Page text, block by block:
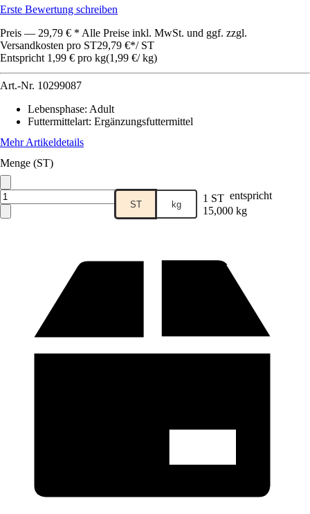
Erste Bewertung schreiben
Preis — 29,79 € * Alle Preise inkl. MwSt. und ggf. zzgl.
Versandkosten pro ST29,79 €*/ ST
Entspricht 1,99 € pro kg(1,99 €/ kg)
Art.-Nr. 10299087
Lebensphase: Adult
Futtermittelart: Ergänzungsfuttermittel
Mehr Artikeldetails
Menge (ST)
ST kg 1 ST entspricht
15,000 kg